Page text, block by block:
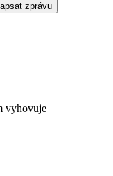
zprávu
vyhovuje